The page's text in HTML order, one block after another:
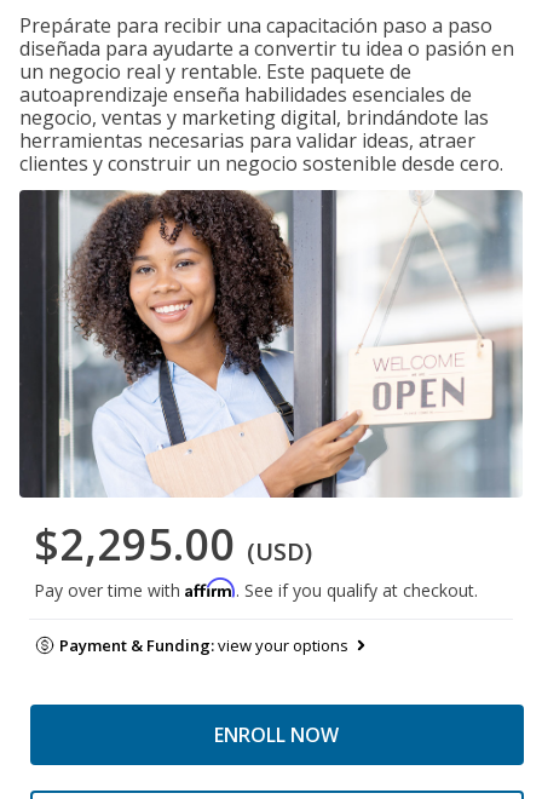
Prepárate para recibir una capacitación paso a paso
diseñada para ayudarte a convertir tu idea o pasión en
un negocio real y rentable. Este paquete de
autoaprendizaje enseña habilidades esenciales de
negocio, ventas y marketing digital, brindándote las
herramientas necesarias para validar ideas, atraer
clientes y construir un negocio sostenible desde cero.
$2,295.00 (USD)
Pay over time with Affirm. See if you qualify at checkout.
Payment & Funding:view your options
ENROLL NOW